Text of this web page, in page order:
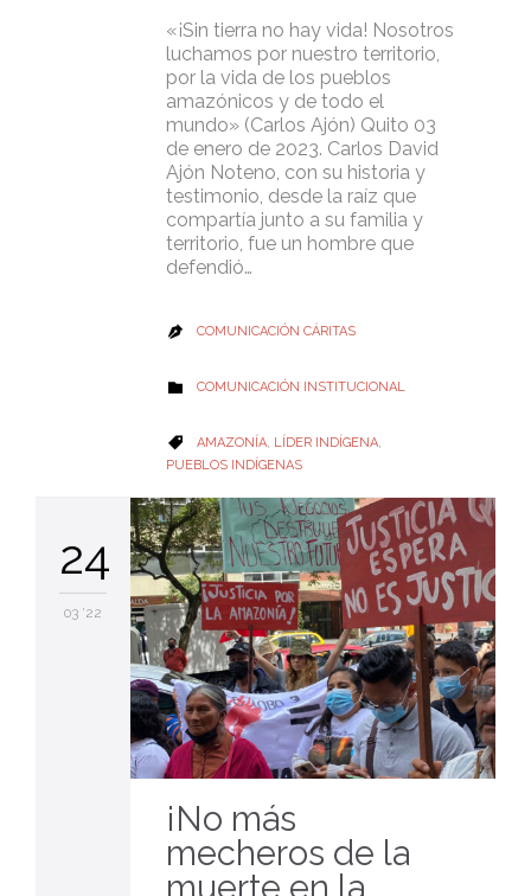
«¡Sin tierra no hay vida! Nosotros
luchamos por nuestro territorio,
por la vida de los pueblos
amazónicos y de todo el
mundo» (Carlos Ajón) Quito 03
de enero de 2023. Carlos David
Ajón Noteno, con su historia y
testimonio, desde la raíz que
compartía junto a su familia y
territorio, fue un hombre que
defendió…
 COMUNICACIÓN CÁRITAS
 CATEGORY
COMUNICACIÓN INSTITUCIONAL
 CATEGORY
AMAZONÍA, LÍDER INDÍGENA,
PUEBLOS INDÍGENAS
24
03 '22
¡No más
mecheros de la
muerte en la